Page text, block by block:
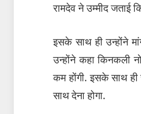
रामदेव ने उम्मीद जताई
इसके साथ ही उन्होंने
उन्होंने कहा किनकली
कम होंगी. इसके साथ
साथ देना होगा.